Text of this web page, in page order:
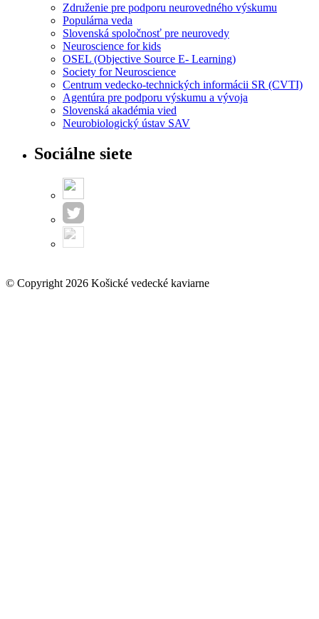
Združenie pre podporu neurovedného výskumu
Populárna veda
Slovenská spoločnosť pre neurovedy
Neuroscience for kids
OSEL (Objective Source E- Learning)
Society for Neuroscience
Centrum vedecko-technických informácii SR (CVTI)
Agentúra pre podporu výskumu a vývoja
Slovenská akadémia vied
Neurobiologický ústav SAV
Sociálne siete
© Copyright 2026 Košické vedecké kaviarne